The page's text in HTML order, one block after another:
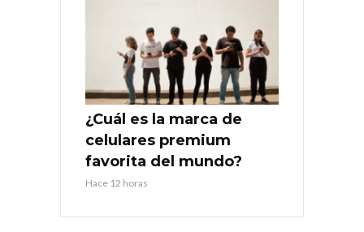
¿Cuál es la marca de
celulares premium
favorita del mundo?
Hace 12 horas